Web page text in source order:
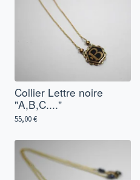
Collier Lettre noire
"A,B,C...."
55,00€